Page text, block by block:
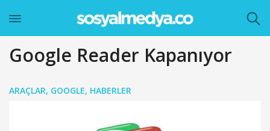
Google Reader Kapanıyor
ARAÇLAR, GOOGLE, HABERLER